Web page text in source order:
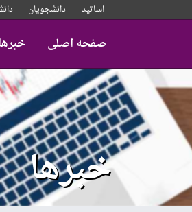
به
اساتید دانشجویان
صفحه اصلی
خبرها